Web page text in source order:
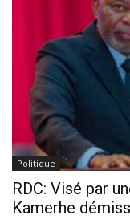
Politique
RDC: Visé par
Kamerhe